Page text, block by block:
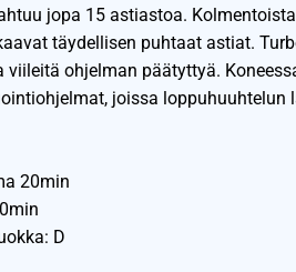
jopa 15 astiastoa.
täydellisen puhtaat astiat.
viileitä ohjelman päätyttyä.
joissa loppuhuuhtelun
20min
D